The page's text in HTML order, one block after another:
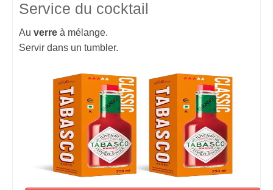
Service du cocktail
Au verre à mélange.
Servir dans un tumbler.